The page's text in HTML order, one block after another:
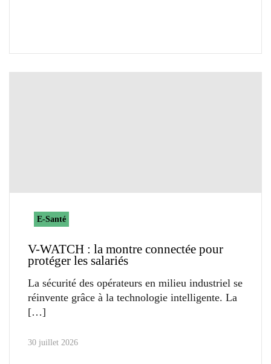
E-Santé
V-WATCH : la montre connectée pour
protéger les salariés
La sécurité des opérateurs en milieu industriel se
réinvente grâce à la technologie intelligente. La
30 juillet 2026